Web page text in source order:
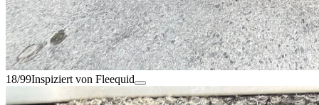
18/99Inspiziert von Fleequid